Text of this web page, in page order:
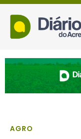
AGRO